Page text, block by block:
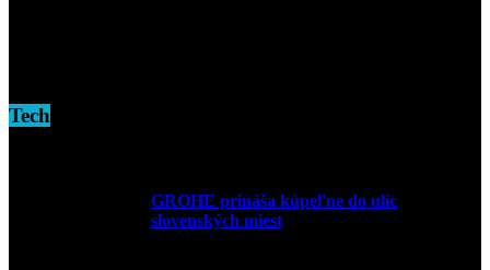
Tech
GROHE prináša kúpeľne do ulíc
slovenských miest